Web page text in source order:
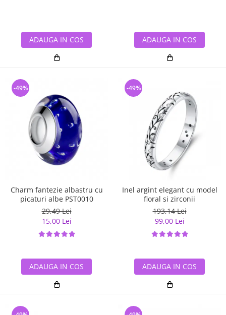
ADAUGA IN COS ADAUGA IN COS
Charm fantezie albastru cu
picaturi albe PST0010
29,49 Lei
15,00 Lei
-49%
ADAUGA IN COS
Inel argint elegant cu model
floral si zirconii
193,14 Lei
99,00 Lei
-49%
ADAUGA IN COS